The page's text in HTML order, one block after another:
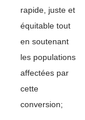
rapide, juste et
équitable tout
en soutenant
les populations
affectées par
cette
conversion;